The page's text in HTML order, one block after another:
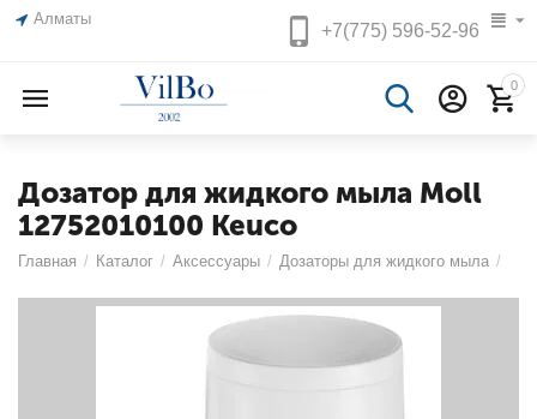
Алматы
+7(775)596-52-96
0
Дозатор для жидкого мыла Moll
12752010100 Keuco
Главная / Каталог / Аксессуары / Дозаторы для жидкого мыла /